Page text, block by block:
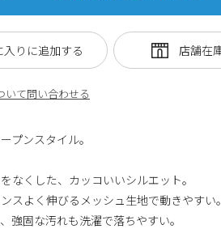
いて問い合わせる
入りに追加する
プンスタイル。
なくした、カッコいいシルエット。
スよく伸びるメッシュ生地で動きやすい。
強固な汚れも洗濯で落ちやすい。